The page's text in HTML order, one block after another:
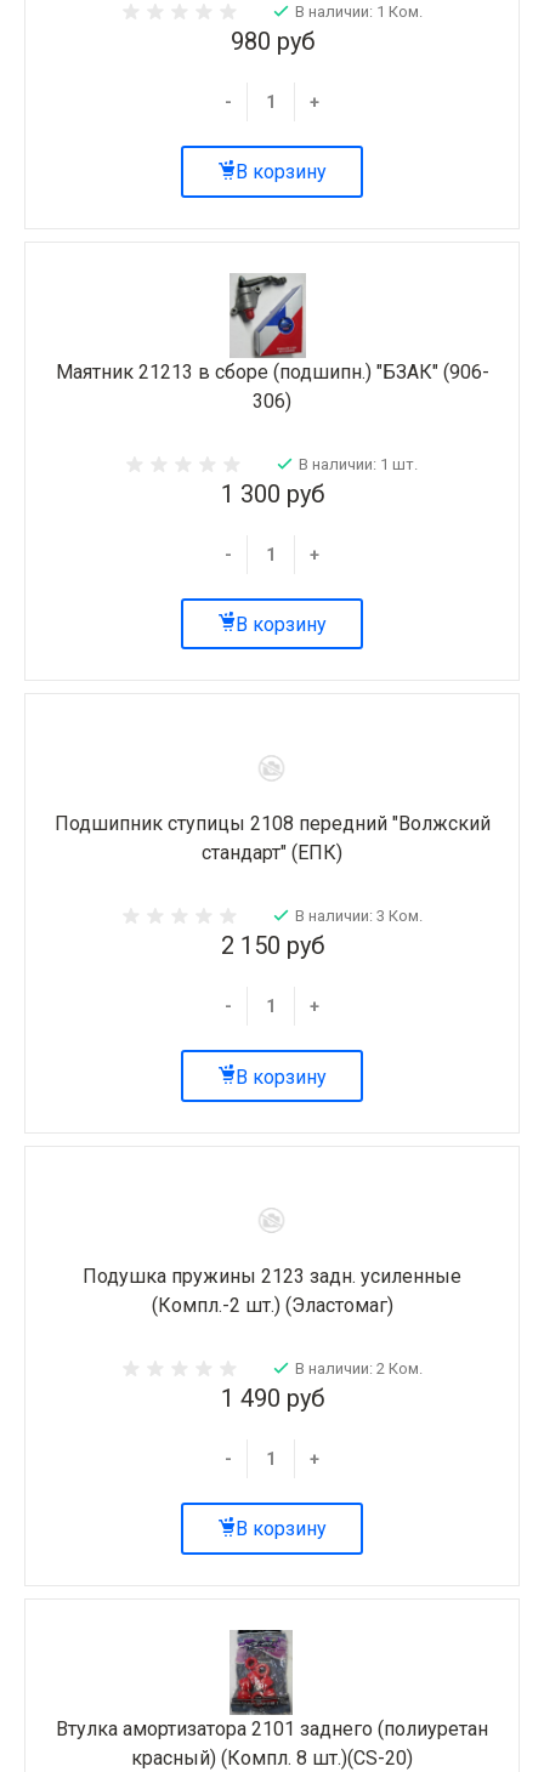
В наличии: 1 Ком.
980 руб
- +
В корзину
Маятник 21213 в сборе (подшипн.) "БЗАК" (906-
306)
В наличии: 1 шт.
1 300 руб
- +
В корзину
Подшипник ступицы 2108 передний "Волжский
стандарт" (ЕПК)
В наличии: 3 Ком.
2 150 руб
- +
В корзину
Подушка пружины 2123 задн. усиленные
(Компл.-2 шт.) (Эластомаг)
В наличии: 2 Ком.
1 490 руб
- +
В корзину
Втулка амортизатора 2101 заднего (полиуретан
красный) (Компл. 8 шт.)(CS-20)